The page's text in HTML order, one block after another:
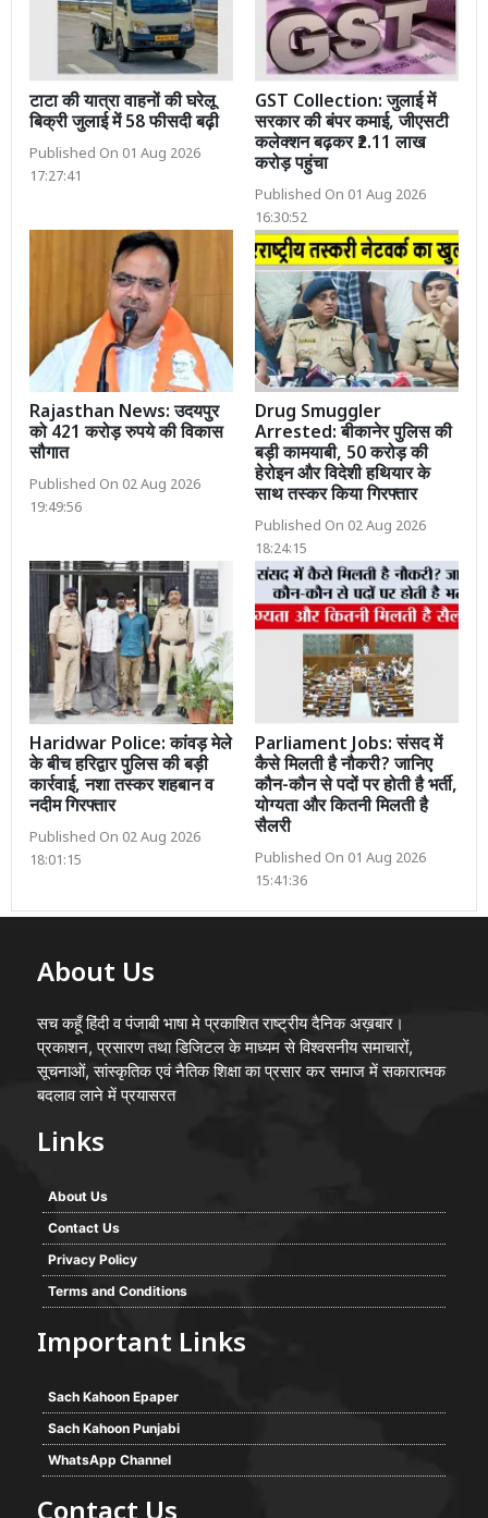
टाटा की यात्रा वाहनों की घरेलू
बिक्री जुलाई में 58 फीसदी बढ़ी
Published On 01 Aug 2026
17:27:41
GST Collection: जुलाई में
सरकार की बंपर कमाई, जीएसटी
कलेक्शन बढ़कर ₹2.11 लाख
करोड़ पहुंचा
Published On 01 Aug 2026
16:30:52
Rajasthan News: उदयपुर
को 421 करोड़ रुपये की विकास
सौगात
Published On 02 Aug 2026
19:49:56
Drug Smuggler
Arrested: बीकानेर पुलिस की
बड़ी कामयाबी, 50 करोड़ की
हेरोइन और विदेशी हथियार के
साथ तस्कर किया गिरफ्तार
Published On 02 Aug 2026
18:24:15
Haridwar Police: कांवड़ मेले
के बीच हरिद्वार पुलिस की बड़ी
कार्रवाई, नशा तस्कर शहबान व
नदीम गिरफ्तार
Published On 02 Aug 2026
18:01:15
Parliament Jobs: संसद में
कैसे मिलती है नौकरी? जानिए
कौन-कौन से पदों पर होती है भर्ती,
योग्यता और कितनी मिलती है
सैलरी
Published On 01 Aug 2026
15:41:36
About Us
सच कहूँ हिंदी व पंजाबी भाषा मे प्रकाशित राष्ट्रीय दैनिक अख़बार।
प्रकाशन, प्रसारण तथा डिजिटल के माध्यम से विश्वसनीय समाचारों,
सूचनाओं, सांस्कृतिक एवं नैतिक शिक्षा का प्रसार कर समाज में सकारात्मक
बदलाव लाने में प्रयासरत
Links
About Us
Contact Us
Privacy Policy
Terms and Conditions
Important Links
Sach Kahoon Epaper
Sach Kahoon Punjabi
WhatsApp Channel